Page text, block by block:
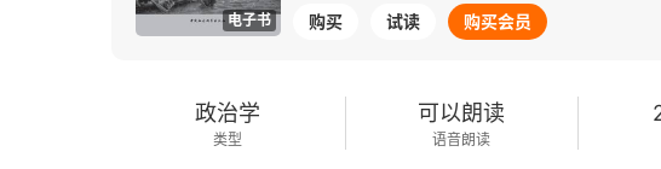
电子书 购买 试读 购买会员
政治学
类型
可以朗读
语音朗读